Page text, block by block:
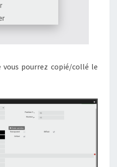
pourrez copié/collé le